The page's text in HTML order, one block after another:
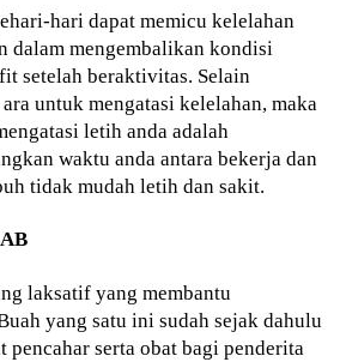
hari dapat memicu kelelahan
dalam mengembalikan kondisi
setelah beraktivitas. Selain
untuk mengatasi kelelahan, maka
letih anda adalah
waktu anda antara bekerja dan
tidak mudah letih dan sakit.
laksatif yang membantu
yang satu ini sudah sejak dahulu
pencahar serta obat bagi penderita